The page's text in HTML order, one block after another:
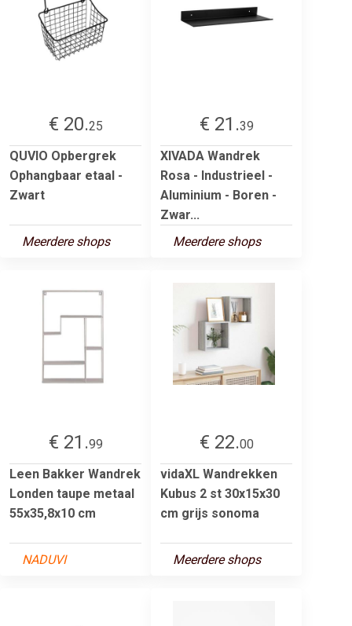
€ 20.25
QUVIO Opbergrek
Ophangbaar etaal -
Zwart
Meerdere shops
€ 21.39
XIVADA Wandrek
Rosa - Industrieel -
Aluminium - Boren -
Zwar...
Meerdere shops
€ 21.99
Leen Bakker Wandrek
Londen taupe metaal
55x35,8x10 cm
NADUVI
€ 22.00
vidaXL Wandrekken
Kubus 2 st 30x15x30
cm grijs sonoma
Meerdere shops